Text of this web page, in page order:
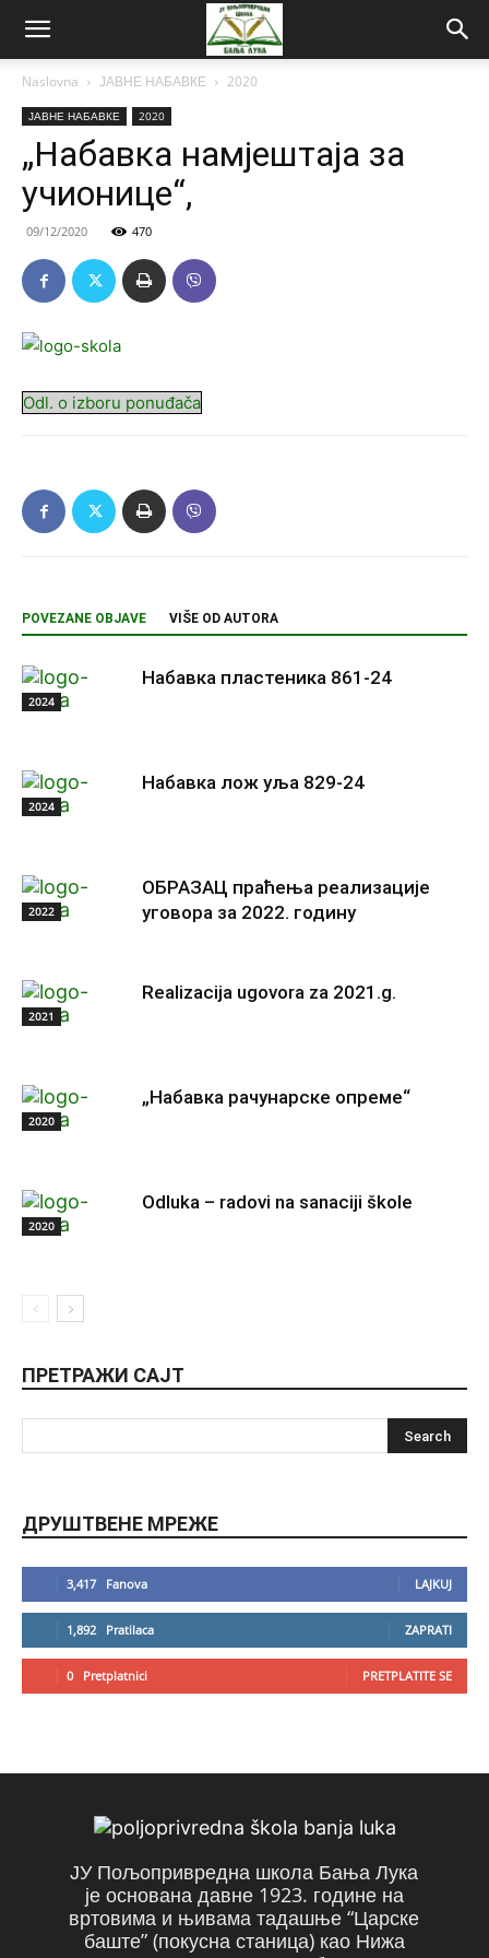
Naslovna ЈАВНЕ НАБАВКЕ 2020
ЈАВНЕ НАБАВКЕ 2020
„Набавка намјештаја за
учионице“,
09/12/2020 470
Odl. o izboru ponuđača
POVEZANE OBJAVE VIŠE OD AUTORA
2024
Набавка пластеника 861-24
2024
Набавка лож уља 829-24
2022
ОБРАЗАЦ праћења реализације
уговора за 2022. годину
2021
Realizacija ugovora za 2021.g.
2020
„Набавка рачунарске опреме“
2020
Odluka – radovi na sanaciji škole
ПРЕТРАЖИ САЈТ
ДРУШТВЕНЕ МРЕЖЕ
3,417 Fanova LAJKUJ
1,892 Pratilaca ZAPRATI
0 Pretplatnici PRETPLATITE SE
ЈУ Пољопривредна школа Бања Лука
је основана давне 1923. године на
вртовима и њивама тадашње “Царске
баште” (покусна станица) као Нижа